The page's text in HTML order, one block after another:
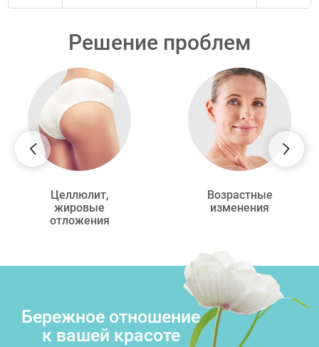
Решение проблем
Целлюлит,
жировые
отложения
Возрастные
изменения
Бережное отношение
к вашей красоте